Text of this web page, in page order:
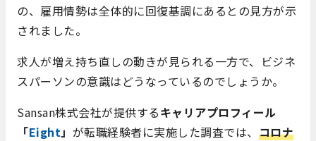
の、雇用情勢は全体的に回復基調にあるとの見方が示
されました。
求人が増え持ち直しの動きが見られる一方で、ビジネ
スパーソンの意識はどうなっているのでしょうか。
Sansan株式会社が提供するキャリアプロフィール
「Eight」 が転職経験者に実施した調査では、 コロナ